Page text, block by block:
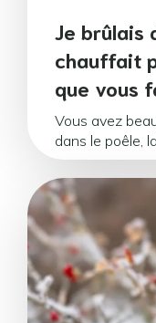
Je brûlais
chauffait
que vous
Vous avez
dans le poêle,